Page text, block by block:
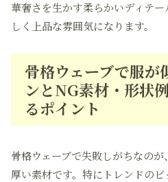
華奢さを生かす柔らかいディテ
しく上品な雰囲気になります。
骨格ウェーブで服が
ンとNG素材・形状
るポイント
骨格ウェーブで失敗しがちなのが
厚い素材です。特にトレンドの